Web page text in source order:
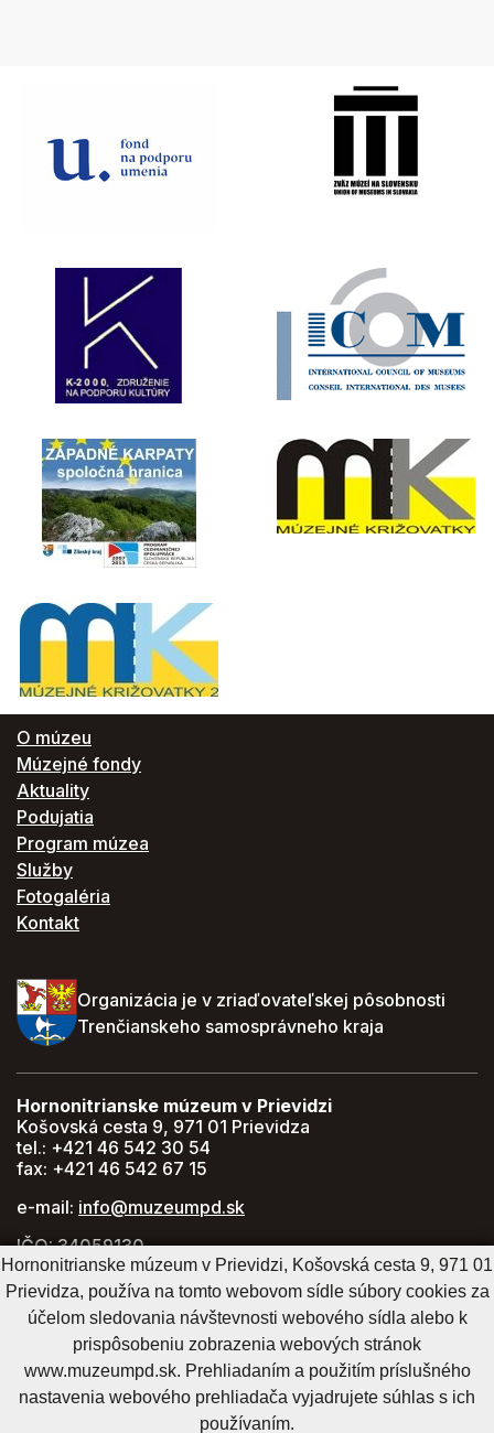
O múzeu
Múzejné fondy
Aktuality
Podujatia
Program múzea
Služby
Fotogaléria
Kontakt
Organizácia je v zriaďovateľskej pôsobnosti
Trenčianskeho samosprávneho kraja
Hornonitrianske múzeum v Prievidzi
Košovská cesta 9, 971 01 Prievidza
tel.: +421 46 542 30 54
fax: +421 46 542 67 15
e-mail: info@muzeumpd.sk
IČO: 34059130
DIČ: 2021447274
GPS: 48.770071, 18.620043
Cookies nastavenieCookies - viac informácií Vyhlásenie o prístupnosti
Technický prevádzkovateľ
Správca obsahu
Hornonitrianske múzeum v Prievidzi, Košovská cesta 9, 971 01
Prievidza, používa na tomto webovom sídle súbory cookies za
účelom sledovania návštevnosti webového sídla alebo k
prispôsobeniu zobrazenia webových stránok
www.muzeumpd.sk. Prehliadaním a použitím príslušného
nastavenia webového prehliadača vyjadrujete súhlas s ich
používaním.